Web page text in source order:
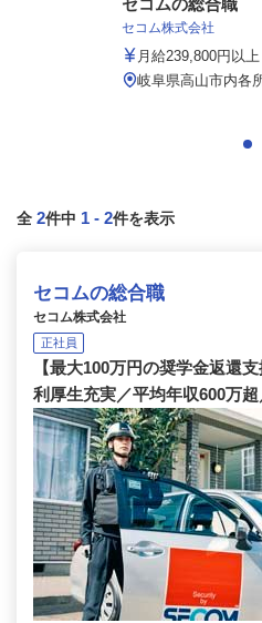
セコム株式会社
月給239,800円以上
岐阜県高山市内各
全 2件中 1 - 2件を表示
セコムの総合職
セコム株式会社
正社員
【最大100万円の奨学金返還
利厚生充実／平均年収600万